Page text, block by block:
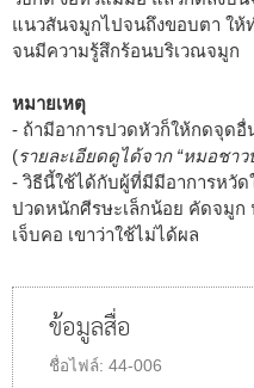
แนวสันจมูกไปจนถึงขอบตา ให้
จนมีความรู้สึกร้อนบริเวณจมูก
หมายเหตุ
- ถ้ามีอาการปวดหัวก็ให้กดจุดอื่
(รายละเอียดดูได้จาก “หมอชา
- วิธีนี้ใช้ได้กับผู้ที่มีมีอาการหวั
ปวดหนักศีรษะเล็กน้อย คัดจมูก
เจ็บคอ เขาว่าใช้ไม่ได้ผล
ข้อมูลสื่อ
ชื่อไฟล์: 44-006